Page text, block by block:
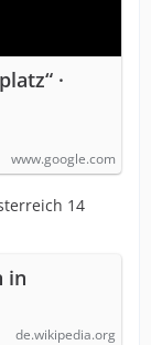
·
www.google.com
14
in
de.wikipedia.org